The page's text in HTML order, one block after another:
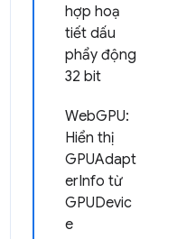
hợp hoạ
tiết dấu
phẩy động
32 bit
WebGPU:
Hiển thị
GPUAdapt
erInfo từ
GPUDevic
e